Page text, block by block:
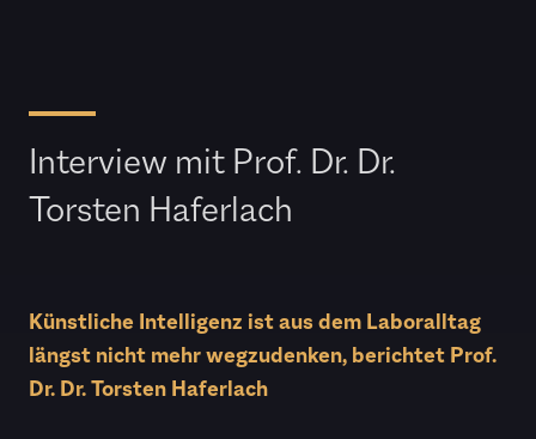
Interview mit Prof. Dr. Dr.
Torsten Haferlach
Künstliche Intelligenz ist aus dem Laboralltag
längst nicht mehr wegzudenken, berichtet Prof.
Dr. Dr. Torsten Haferlach